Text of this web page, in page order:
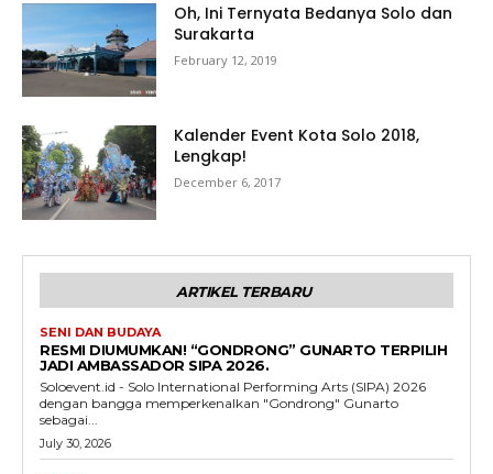
Oh, Ini Ternyata Bedanya Solo dan
Surakarta
February 12, 2019
Kalender Event Kota Solo 2018,
Lengkap!
December 6, 2017
ARTIKEL TERBARU
SENI DAN BUDAYA
RESMI DIUMUMKAN! “GONDRONG” GUNARTO TERPILIH
JADI AMBASSADOR SIPA 2026.
Soloevent.id - Solo International Performing Arts (SIPA) 2026
dengan bangga memperkenalkan "Gondrong" Gunarto
sebagai...
July 30, 2026